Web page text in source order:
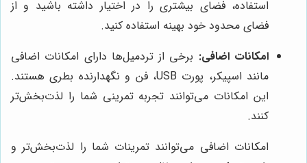
استفاده، فضای بیشتری را در اختیار داشته باشید و از
فضای محدود خود بهینه استفاده کنید.
امکانات اضافی: برخی از تردمیل‌ها دارای امکانات اضافی
مانند اسپیکر، پورت USB، فن و نگهدارنده بطری هستند.
این امکانات می‌توانند تجربه تمرینی شما را لذت‌بخش‌تر
کنند.
امکانات اضافی می‌توانند تمرینات شما را لذت‌بخش‌تر و